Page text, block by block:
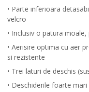
• Parte inferioara
velcro
• Inclusiv o patura
• Aerisire optima cu aer
si rezistente
• Trei laturi de deschis
• Deschiderile foarte